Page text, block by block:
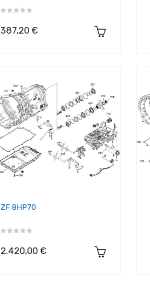
Precio
387,20 €
ZF 8HP70
Precio
2.420,00 €